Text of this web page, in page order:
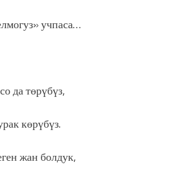
учпаса…
да төрүбүз,
көрүбүз.
жан болдук,